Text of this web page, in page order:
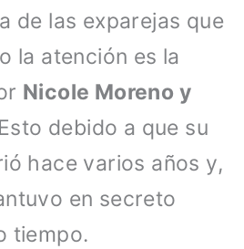
de las exparejas que
la atención es la
Nicole Moreno y
Esto debido a que su
hace varios años y,
en secreto
tiempo.